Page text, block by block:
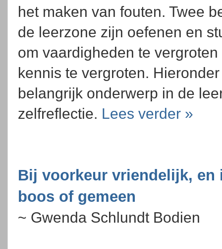
het maken van fouten. Twee
de leerzone zijn oefenen en
om vaardigheden te
kennis te vergroten.
belangrijk onderwerp in de
zelfreflectie. Lees verder »
Bij voorkeur vriendelijk, en
boos of gemeen
~ Gwenda Schlundt Bodien